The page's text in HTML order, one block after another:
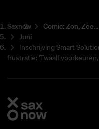
Saxnow Co­mic: Zon,
Juni
Inschrijving Smart
frustratie: 'Twaalf